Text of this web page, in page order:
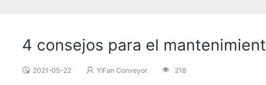
4 consejos para el
2021-05-22 YiFan Conveyor 218